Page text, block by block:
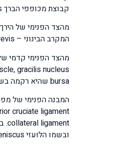
קבוצת מכופפי הברך hamstring muscles שעשויה משלושה שרירים מסיבים.
המקרב הבינוני – adductor brevis המקרב הגדול – adductor magnus והשריר הפנימי ביות הוא שריר הגרציליס -gracillis.
bursa שהיא רקמה בשם בורסה ושאסביר עליה בהמשך למאמר.
ובשמו הלועזי LC lateral meniscus.